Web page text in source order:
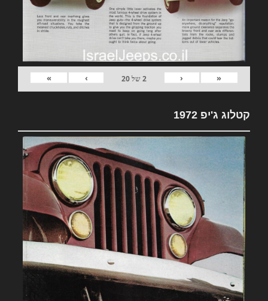
«
‹
2של20
›
»
קטלוג ג'יפ 1972